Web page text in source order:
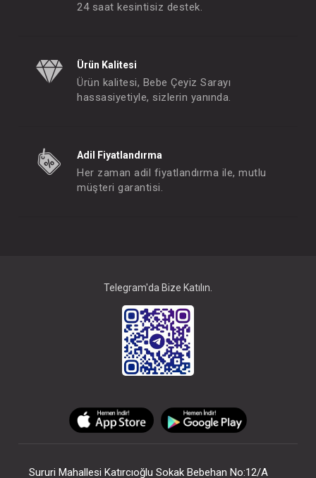
24 saat kesintisiz destek.
Ürün Kalitesi
Ürün kalitesi, Bebe Çeyiz Sarayı
hassasiyetiyle, sizlerin yanında.
Adil Fiyatlandırma
Her zaman adil fiyatlandırma ile, mutlu
müşteri garantisi.
Telegram'da Bize Katılın.
Sururi Mahallesi Katırcıoğlu Sokak Bebehan No:12/A